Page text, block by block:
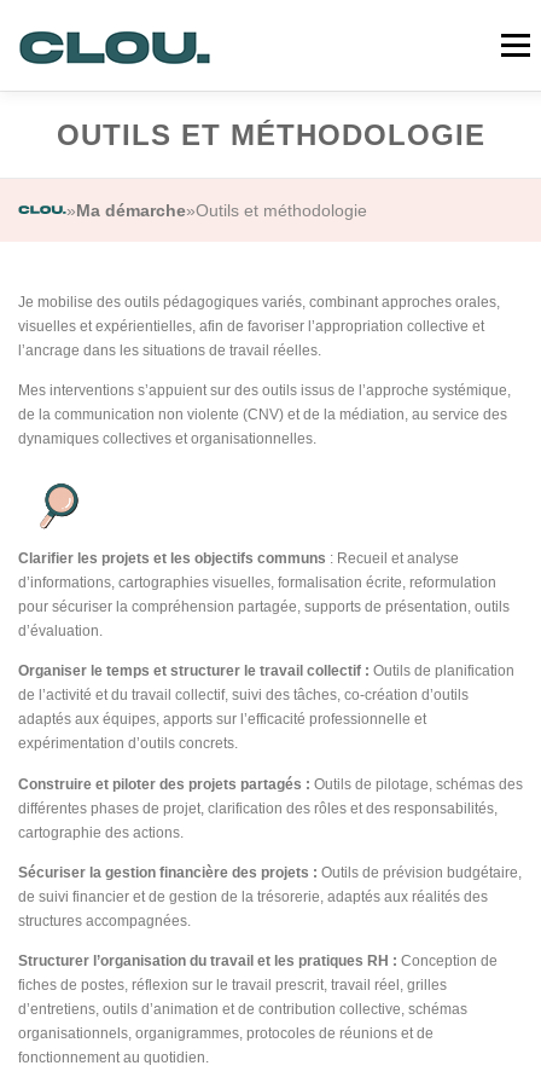
contenu
Menu
CLOU PRESTATIONS MA DÉMARCHE
OUTILS ET MÉTHODOLOGIE
»Ma démarche»Outils et méthodologie
Je mobilise des outils pédagogiques variés, combinant approches orales,
visuelles et expérientielles, afin de favoriser l’appropriation collective et
l’ancrage dans les situations de travail réelles.
Mes interventions s’appuient sur des outils issus de l’approche systémique,
de la communication non violente (CNV) et de la médiation, au service des
dynamiques collectives et organisationnelles.
Clarifier les projets et les objectifs communs : Recueil et analyse
d’informations, cartographies visuelles, formalisation écrite, reformulation
pour sécuriser la compréhension partagée, supports de présentation, outils
d’évaluation.
Organiser le temps et structurer le travail collectif : Outils de planification
de l’activité et du travail collectif, suivi des tâches, co-création d’outils
adaptés aux équipes, apports sur l’efficacité professionnelle et
expérimentation d’outils concrets.
Construire et piloter des projets partagés : Outils de pilotage, schémas des
différentes phases de projet, clarification des rôles et des responsabilités,
cartographie des actions.
Sécuriser la gestion financière des projets : Outils de prévision budgétaire,
de suivi financier et de gestion de la trésorerie, adaptés aux réalités des
structures accompagnées.
Structurer l’organisation du travail et les pratiques RH : Conception de
fiches de postes, réflexion sur le travail prescrit, travail réel, grilles
d’entretiens, outils d’animation et de contribution collective, schémas
organisationnels, organigrammes, protocoles de réunions et de
fonctionnement au quotidien.